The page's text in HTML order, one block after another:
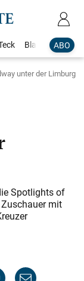
ABO
Blaulicht
unter der Limburg
Spotlights of
mit